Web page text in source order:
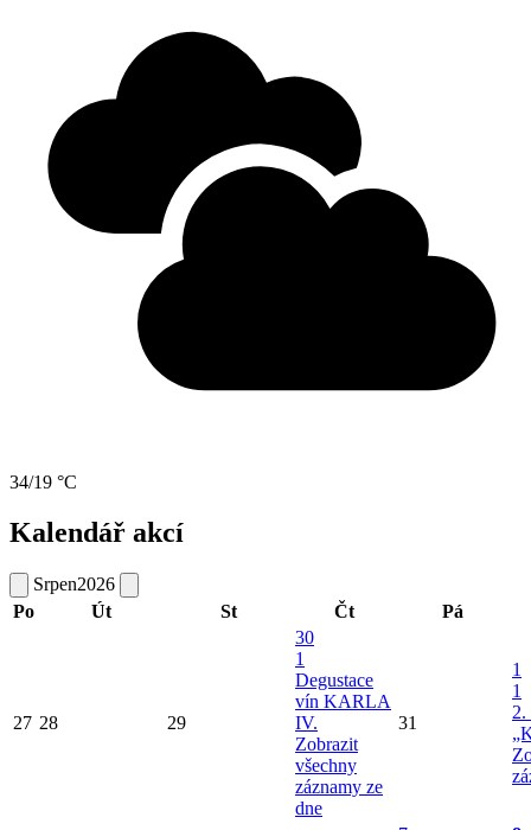
34/19 °C
Kalendář akcí
Srpen2026
Po
Út St Čt Pá
27 28 29
30
1
Degustace
vín KARLA
IV.
Zobrazit
všechny
záznamy ze
dne
31
1
1
2.